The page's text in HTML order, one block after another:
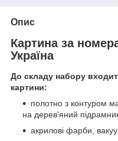
Опис
Картина за
Україна
До складу набору
картини:
полотно з контуром
на дерев'яний
акрилові фарби,